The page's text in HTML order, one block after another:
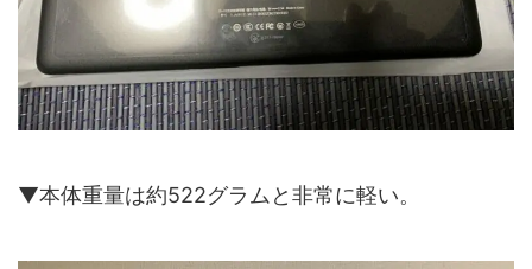
▼本体重量は約522グラムと非常に軽い。